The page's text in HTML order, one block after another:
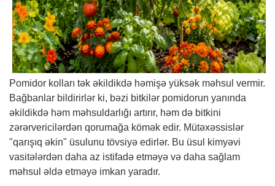
Pomidor kolları tək əkildikdə həmişə yüksək məhsul vermir.
Bağbanlar bildirirlər ki, bəzi bitkilər pomidorun yanında
əkildikdə həm məhsuldarlığı artırır, həm də bitkini
zərərvericilərdən qorumağa kömək edir. Mütəxəssislər
"qarışıq əkin" üsulunu tövsiyə edirlər. Bu üsul kimyəvi
vasitələrdən daha az istifadə etməyə və daha sağlam
məhsul əldə etməyə imkan yaradır.